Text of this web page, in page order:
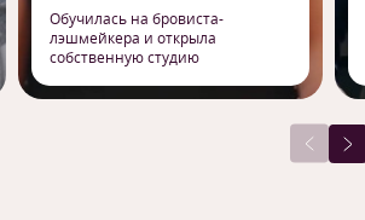
Обучилась на бровиста-
лэшмейкера и открыла
собственную студию